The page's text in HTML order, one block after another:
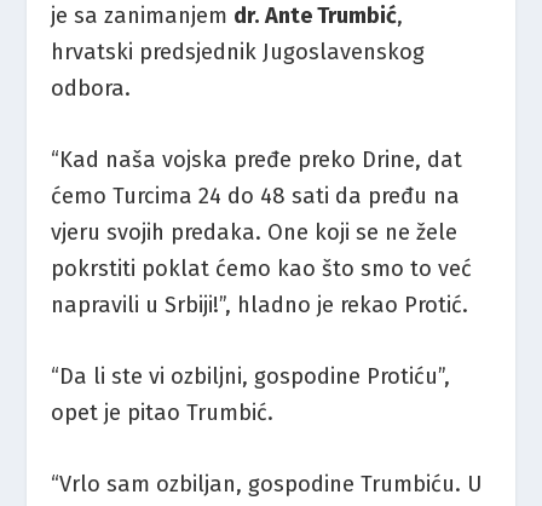
je sa zanimanjem dr. Ante Trumbić,
hrvatski predsjednik Jugoslavenskog
odbora.
“Kad naša vojska pređe preko Drine, dat
ćemo Turcima 24 do 48 sati da pređu na
vjeru svojih predaka. One koji se ne žele
pokrstiti poklat ćemo kao što smo to već
napravili u Srbiji!”, hladno je rekao Protić.
“Da li ste vi ozbiljni, gospodine Protiću”,
opet je pitao Trumbić.
“Vrlo sam ozbiljan, gospodine Trumbiću. U